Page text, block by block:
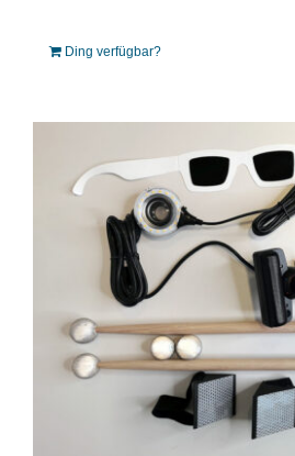
Ding verfügbar?